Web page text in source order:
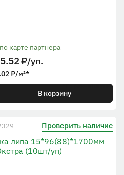
по карте партнера
₽/уп.
₽/м²*
* По рабочей ширине
В корзину
Проверить наличие
липа 15*96(88)*1700мм
(10шт/уп)